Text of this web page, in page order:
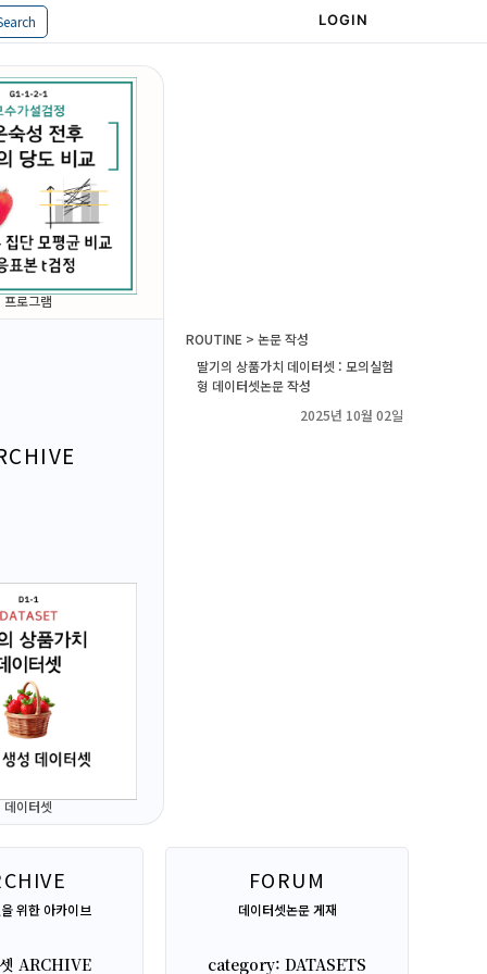
LOGIN
프로그램
데이터셋
ROUTINE > 논문 작성
딸기의 상품가치 데이터셋 : 모의실험
형 데이터셋논문 작성
2025년 10월 02일
위한 아카이브
ARCHIVE
FORUM
데이터셋논문 게재
category: DATASETS